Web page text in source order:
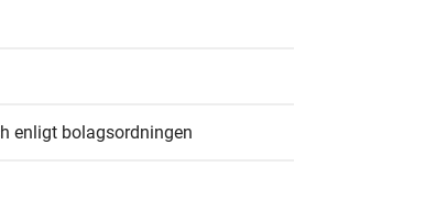
enligt bolagsordningen